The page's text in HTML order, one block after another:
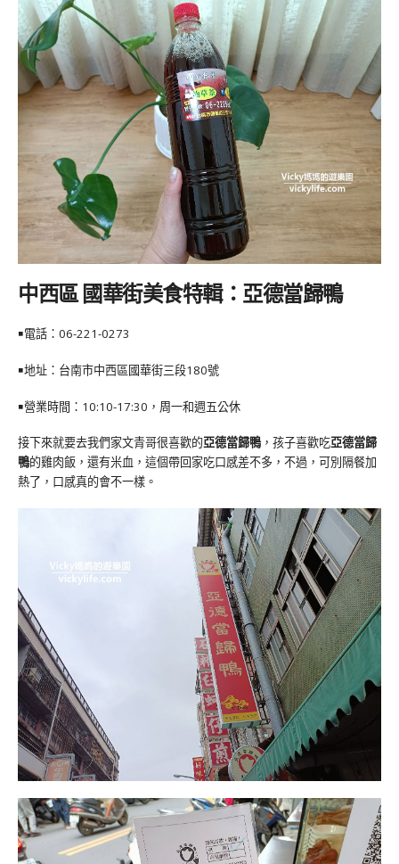
中西區 國華街美食特輯：亞德當歸鴨
￭電話： 06-221-0273
￭地址：台南市中西區國華街三段180號
￭營業時間：10:10-17:30，周一和週五公休
接下來就要去我們家文青哥很喜歡的亞德當歸鴨，孩子喜歡吃亞德當歸
鴨的雞肉飯，還有米血，這個帶回家吃口感差不多，不過，可別隔餐加
熱了，口感真的會不一樣。